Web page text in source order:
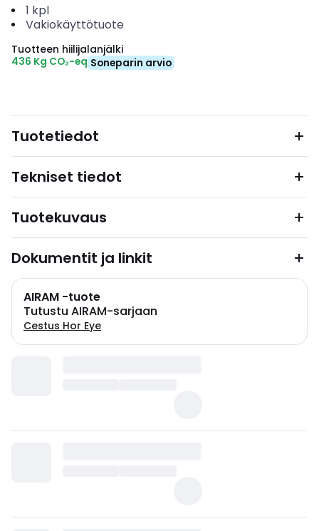
1 kpl
Vakiokäyttötuote
Tuotteen hiilijalanjälki
436 Kg CO₂-eq Soneparin arvio
Tuotetiedot
Tekniset tiedot
Tuotekuvaus
Dokumentit ja linkit
AIRAM -tuote
Tutustu AIRAM-sarjaan
Cestus Hor Eye